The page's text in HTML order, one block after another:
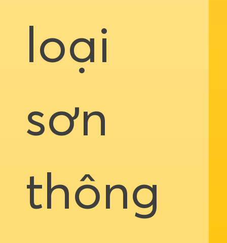
loại
sơn
thông